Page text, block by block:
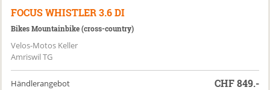
FOCUS WHISTLER 3.6 DI
Bikes Mountainbike (cross-country)
Velos-Motos Keller
Amriswil TG
Händlerangebot CHF849.-